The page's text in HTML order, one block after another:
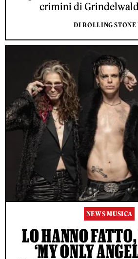
crimini di
DI ROLLING STONE
NEWS MUSICA
LO HANNO
‘MY ONLY